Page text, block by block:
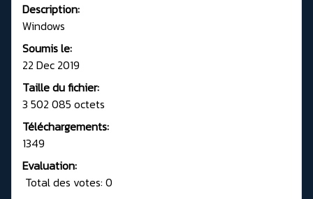
Description:
Windows
Soumis le:
22 Dec 2019
Taille du fichier:
3 502 085 octets
Téléchargements:
1349
Evaluation:
Total des votes: 0